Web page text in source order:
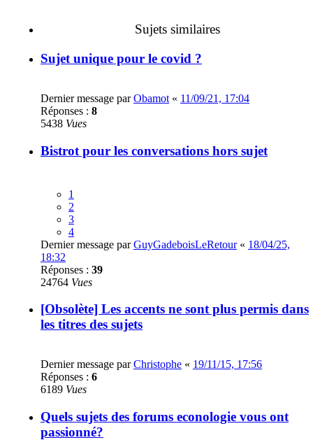
Sujets similaires
Sujet unique pour le covid ?
Dernier message parObamot « 11/09/21, 17:04
Réponses : 8
5438 Vues
Bistrot pour les conversations hors sujet
1
2
3
4
Dernier message parGuyGadeboisLeRetour« 18/04/25,
18:32
Réponses : 39
24764 Vues
[Obsolète] Les accents ne sont plus permis dans
les titres des sujets
Dernier message parChristophe « 19/11/15, 17:56
Réponses : 6
6189 Vues
Quels sujets des forums econologie vous ont
passionné?